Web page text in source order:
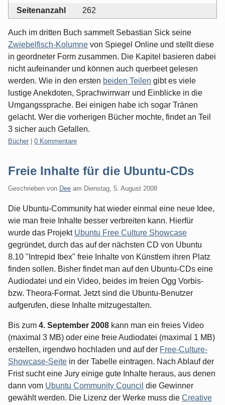
Seitenanzahl
262
Auch im dritten Buch sammelt Sebastian Sick seine
Zwiebelfisch-Kolumne von Spiegel Online und stellt diese
in geordneter Form zusammen. Die Kapitel basieren dabei
nicht aufeinander und können auch querbeet gelesen
werden. Wie in den ersten beiden Teilen gibt es viele
lustige Anekdoten, Sprachwirrwarr und Einblicke in die
Umgangssprache. Bei einigen habe ich sogar Tränen
gelacht. Wer die vorherigen Bücher mochte, findet an Teil
3 sicher auch Gefallen.
Kategorien:
Bücher | 0 Kommentare
Freie Inhalte für die Ubuntu-CDs
Geschrieben von Dee am Dienstag, 5. August 2008
Die Ubuntu-Community hat wieder einmal eine neue Idee,
wie man freie Inhalte besser verbreiten kann. Hierfür
wurde das Projekt Ubuntu Free Culture Showcase
gegründet, durch das auf der nächsten CD von Ubuntu
8.10 "Intrepid Ibex" freie Inhalte von Künstlern ihren Platz
finden sollen. Bisher findet man auf den Ubuntu-CDs eine
Audiodatei und ein Video, beides im freien Ogg Vorbis-
bzw. Theora-Format. Jetzt sind die Ubuntu-Benutzer
aufgerufen, diese Inhalte mitzugestalten.
Bis zum 4. September 2008 kann man ein freies Video
(maximal 3 MB) oder eine freie Audiodatei (maximal 1 MB)
erstellen, irgendwo hochladen und auf der Free-Culture-
Showcase-Seite in der Tabelle eintragen. Nach Ablauf der
Frist sucht eine Jury einige gute Inhalte heraus, aus denen
dann vom Ubuntu Community Council die Gewinner
gewählt werden. Die Lizenz der Werke muss die Creative